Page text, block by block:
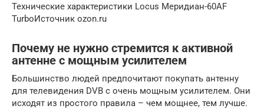
Технические характеристики Locus Мeридиан-60AF
TurboИсточник ozon.ru
Почему не нужно стремится к активной
антенне с мощным усилителем
Большинство людей предпочитают покупать антенну
для телевидения DVB с очень мощным усилителем. Они
исходят из простого правила – чем мощнее, тем лучше.